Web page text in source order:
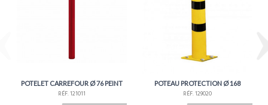
POTELET CARREFOUR Ø 76 PEINT
RÉF. 121011
POTEAU PROTECTION Ø 168
RÉF. 129020